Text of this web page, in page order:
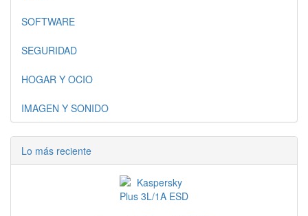
SOFTWARE
SEGURIDAD
HOGAR Y OCIO
IMAGEN Y SONIDO
Lo más reciente